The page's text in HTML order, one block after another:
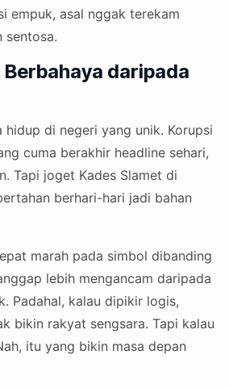
empuk, asal nggak terekam
sentosa.
daripada
hidup di negeri yang unik. Korupsi
cuma berakhir headline sehari,
Tapi joget Kades Slamet di
berhari-hari jadi bahan
marah pada simbol dibanding
lebih mengancam daripada
Padahal, kalau dipikir logis,
bikin rakyat sengsara. Tapi kalau
itu yang bikin masa depan